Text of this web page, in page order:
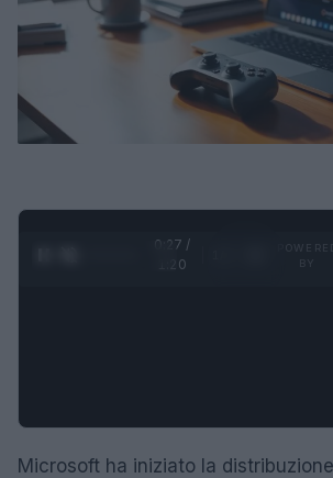
0:28 /
1:20
Microsoft ha iniziato la